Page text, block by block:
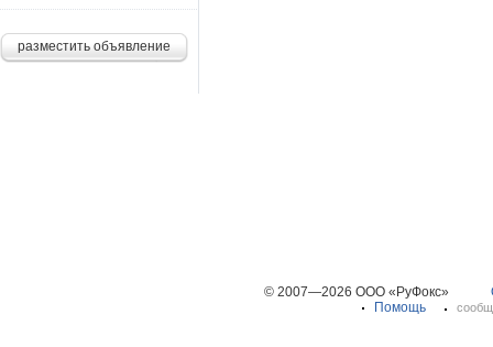
разместить объявление
© 2007—2026 ООО «РуФокс»
Помощь